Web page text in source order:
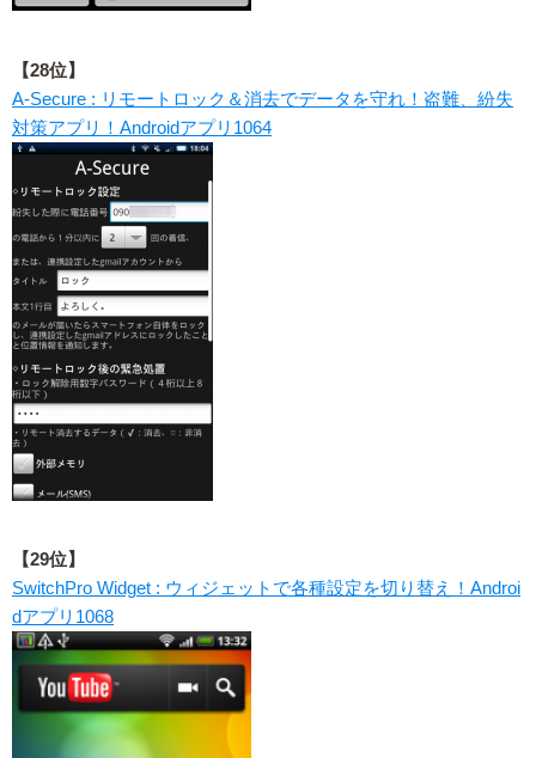
【28位】
A-Secure : リモートロック＆消去でデータを守れ！盗難、紛失
対策アプリ！Androidアプリ1064
【29位】
SwitchPro Widget : ウィジェットで各種設定を切り替え！Androi
dアプリ1068